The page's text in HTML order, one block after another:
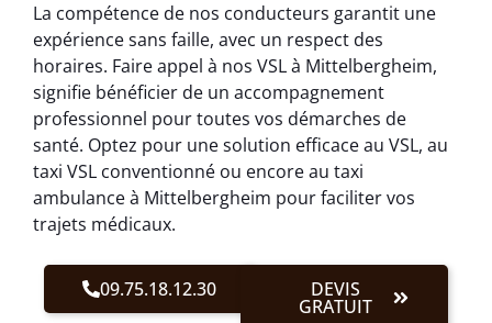
La compétence de nos conducteurs garantit une
expérience sans faille, avec un respect des
horaires. Faire appel à nos VSL à Mittelbergheim,
signifie bénéficier de un accompagnement
professionnel pour toutes vos démarches de
santé. Optez pour une solution efficace au VSL, au
taxi VSL conventionné ou encore au taxi
ambulance à Mittelbergheim pour faciliter vos
trajets médicaux.
09.75.18.12.30 DEVIS
GRATUIT